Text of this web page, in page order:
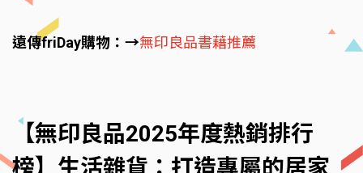
遠傳friDay購物：→無印良品書藉推薦
【無印良品2025年度熱銷排行
榜】生活雜貨：打造專屬的居家